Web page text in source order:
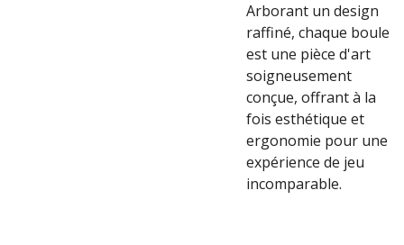
Arborant un design
raffiné, chaque boule
est une pièce d'art
soigneusement
conçue, offrant à la
fois esthétique et
ergonomie pour une
expérience de jeu
incomparable.